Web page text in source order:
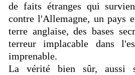
de faits étranges qui
contre l'Allemagne, un pays
terre anglaise, des bases
terreur implacable dans
imprenable.
La vérité bien sûr, aussi